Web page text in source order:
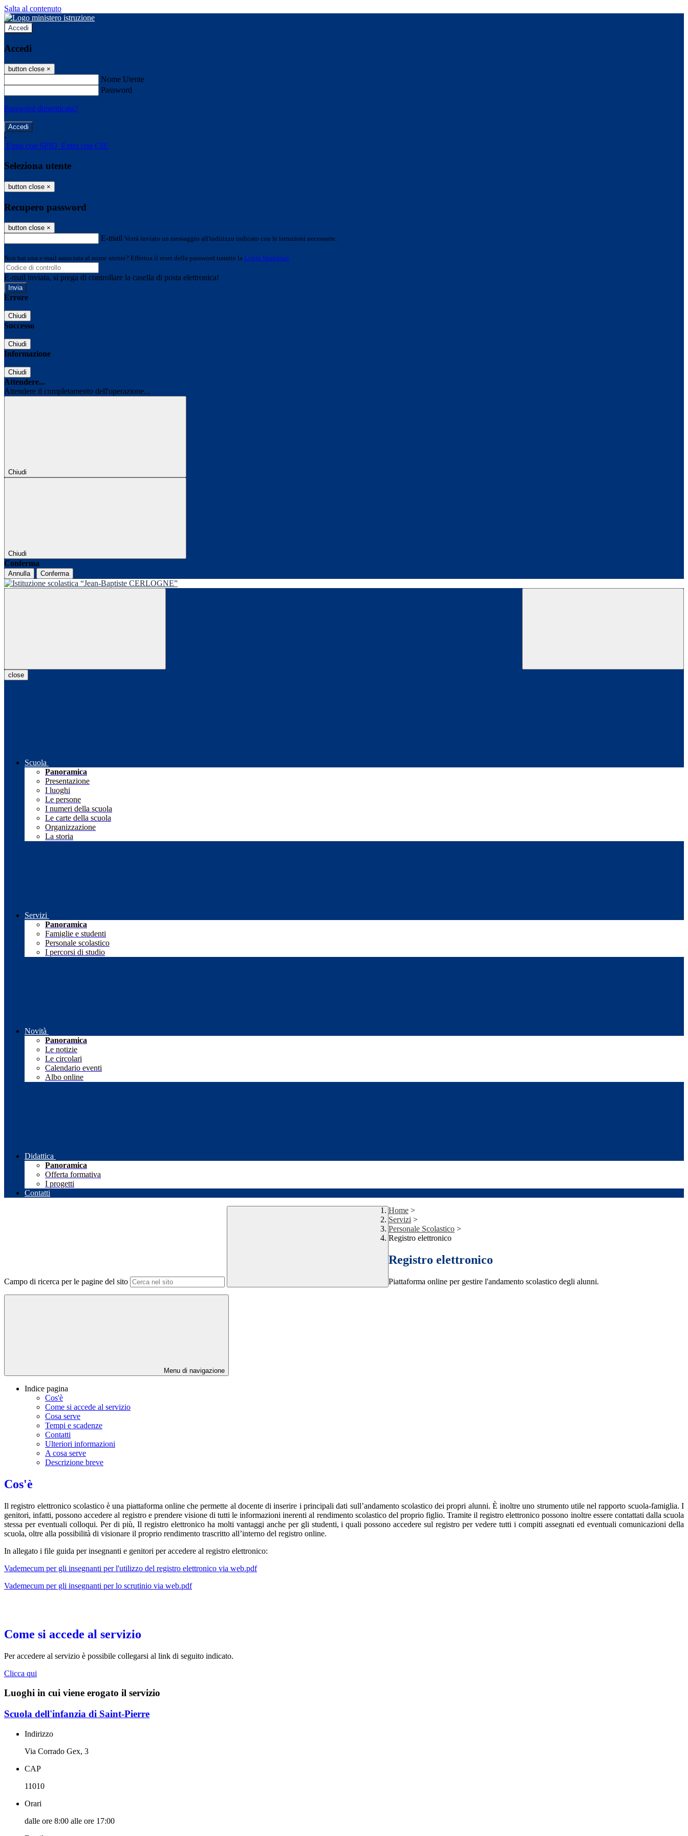
Salta al contenuto
Accedi
Accedi
button close ×
Nome Utente
Password
Password dimenticata?
-
Entra con SPID Entra con CIE
Seleziona utente
button close ×
Recupero password
button close ×
E-mail Verrà inviato un messaggio all'indirizzo indicato con le istruzioni necessarie.
Non hai una e-mail associata al nome utente? Effettua il reset della password tramite la Login Spaggiari
E-mail inviata, si prega di controllare la casella di posta elettronica!
Errore
Chiudi
Successo
Chiudi
Informazione
Chiudi
Attendere...
Attendere il completamento dell'operazione...
Chiudi
Chiudi
Conferma
Annulla Conferma
close
Scuola
Panoramica
Presentazione
I luoghi
Le persone
I numeri della scuola
Le carte della scuola
Organizzazione
La storia
Servizi
Panoramica
Famiglie e studenti
Personale scolastico
I percorsi di studio
Novità
Panoramica
Le notizie
Le circolari
Calendario eventi
Albo online
Didattica
Panoramica
Offerta formativa
I progetti
Contatti
Campo di ricerca per le pagine del sito
Home >
Servizi >
Personale Scolastico >
Registro elettronico
Registro elettronico
Piattaforma online per gestire l'andamento scolastico degli alunni.
Menu di navigazione
Indice pagina
Cos'è
Come si accede al servizio
Cosa serve
Tempi e scadenze
Contatti
Ulteriori informazioni
A cosa serve
Descrizione breve
Cos'è
Il registro elettronico scolastico è una piattaforma online che permette al docente di inserire i principali dati sull’andamento scolastico dei propri alunni. È inoltre uno strumento utile nel rapporto scuola-famiglia. I
genitori, infatti, possono accedere al registro e prendere visione di tutti le informazioni inerenti al rendimento scolastico del proprio figlio. Tramite il registro elettronico possono inoltre essere contattati dalla scuola
stessa per eventuali colloqui. Per di più, Il registro elettronico ha molti vantaggi anche per gli studenti, i quali possono accedere sul registro per vedere tutti i compiti assegnati ed eventuali comunicazioni della
scuola, oltre alla possibilità di visionare il proprio rendimento trascritto all’interno del registro online.
In allegato i file guida per insegnanti e genitori per accedere al registro elettronico:
Vademecum per gli insegnanti per l'utilizzo del registro elettronico via web.pdf
Vademecum per gli insegnanti per lo scrutinio via web.pdf
Come si accede al servizio
Per accedere al servizio è possibile collegarsi al link di seguito indicato.
Clicca qui
Luoghi in cui viene erogato il servizio
Scuola dell'infanzia di Saint-Pierre
Indirizzo
Via Corrado Gex, 3
CAP
11010
Orari
dalle ore 8:00 alle ore 17:00